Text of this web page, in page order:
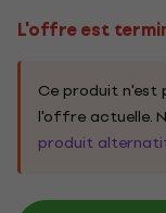
L'offre est
Ce produit
l'offre actuelle.
produit